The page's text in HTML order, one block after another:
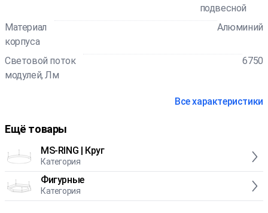
подвесной
Материал
корпуса
Алюминий
Световой поток
модулей, Лм
6750
Все характеристики
Ещё товары
MS-RING | Круг
Категория
Фигурные
Категория